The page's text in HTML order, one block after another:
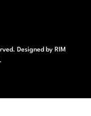
Designed by RIM